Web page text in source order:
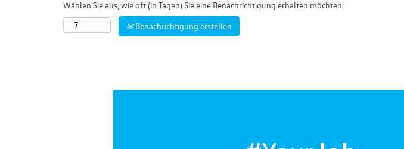
Wählen Sie aus, wie oft (in Tagen) Sie eine Benachrichtigung erhalten möchten:
Benachrichtigung erstellen